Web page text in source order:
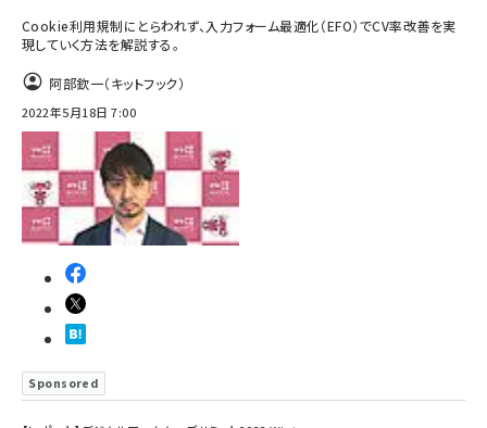
Cookie利用規制にとらわれず、入力フォーム最適化（EFO）でCV率改善を実
現していく方法を解説する。
阿部欽一（キットフック）
2022年5月18日 7:00
Sponsored